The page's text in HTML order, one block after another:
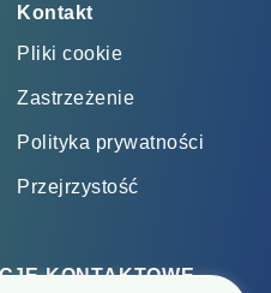
Kontakt
Pliki cookie
Zastrzeżenie
Polityka prywatności
Przejrzystość
KONTAKTOWE